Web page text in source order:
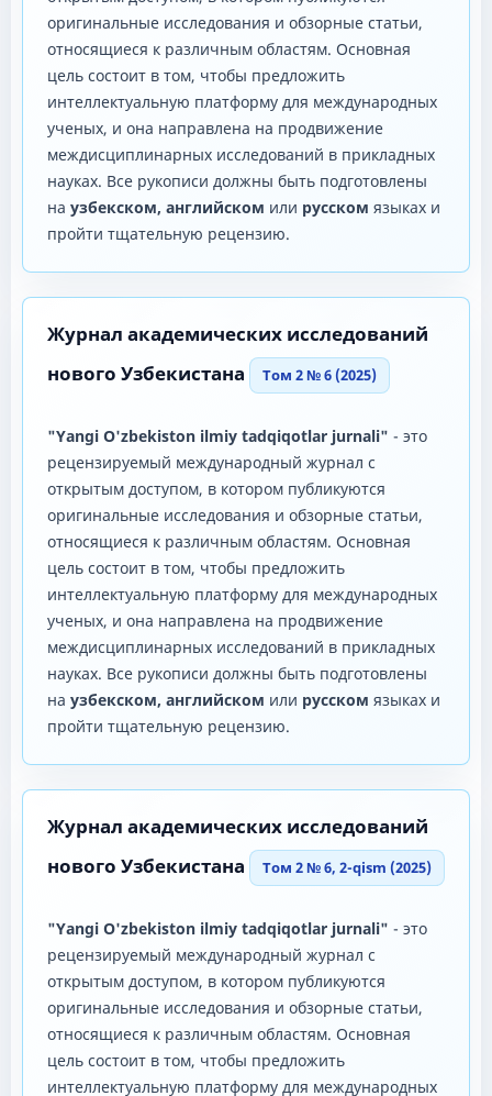
оригинальные исследования и обзорные статьи,
относящиеся к различным областям. Основная
цель состоит в том, чтобы предложить
интеллектуальную платформу для международных
ученых, и она направлена ​​на продвижение
междисциплинарных исследований в прикладных
науках. Все рукописи должны быть подготовлены
на узбекском, английском или русском языках и
пройти тщательную рецензию.
Журнал академических исследований
нового Узбекистана
Том 2 № 6 (2025)
"Yangi O'zbekiston ilmiy tadqiqotlar jurnali" - это
рецензируемый международный журнал с
открытым доступом, в котором публикуются
оригинальные исследования и обзорные статьи,
относящиеся к различным областям. Основная
цель состоит в том, чтобы предложить
интеллектуальную платформу для международных
ученых, и она направлена ​​на продвижение
междисциплинарных исследований в прикладных
науках. Все рукописи должны быть подготовлены
на узбекском, английском или русском языках и
пройти тщательную рецензию.
Журнал академических исследований
нового Узбекистана
Том 2 № 6, 2-qism (2025)
"Yangi O'zbekiston ilmiy tadqiqotlar jurnali" - это
рецензируемый международный журнал с
открытым доступом, в котором публикуются
оригинальные исследования и обзорные статьи,
относящиеся к различным областям. Основная
цель состоит в том, чтобы предложить
интеллектуальную платформу для международных